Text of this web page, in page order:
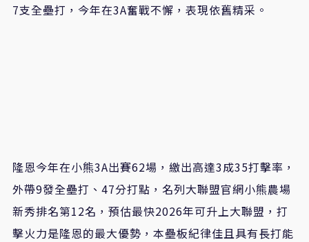
7支全壘打，今年在3A奮戰不懈，表現依舊精采。
隆恩今年在小熊3A出賽62場，繳出高達3成35打擊率，
外帶9發全壘打、47分打點，名列大聯盟官網小熊農場
新秀排名第12名，預估最快2026年可升上大聯盟，打
擊火力是隆恩的最大優勢，本壘板紀律佳且具有長打能